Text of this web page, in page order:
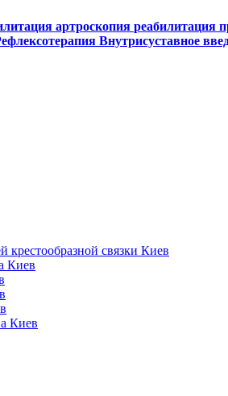
артроскопия реабилитация
Внутрисуставное
крестообразной связки Киев
Киев
Киев